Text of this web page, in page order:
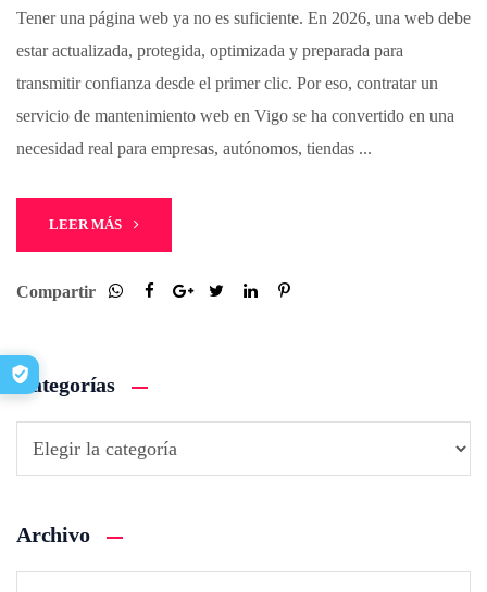
Tener una página web ya no es suficiente. En 2026, una web debe
estar actualizada, protegida, optimizada y preparada para
transmitir confianza desde el primer clic. Por eso, contratar un
servicio de mantenimiento web en Vigo se ha convertido en una
necesidad real para empresas, autónomos, tiendas ...
LEER MÁS
Compartir
Categorías
Archivo